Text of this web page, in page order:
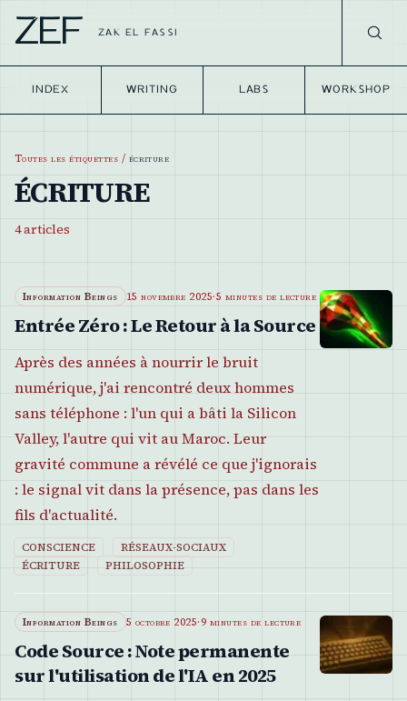
ZEF ZAK EL FASSI
INDEX WRITING LABS WORKSHOP
Toutes les étiquettes / écriture
ÉCRITURE
4articles
Information Beings 15 novembre 2025·5 minutes de lecture
Entrée Zéro : Le Retour à la Source
Après des années à nourrir le bruit
numérique, j'ai rencontré deux hommes
sans téléphone : l'un qui a bâti la Silicon
Valley, l'autre qui vit au Maroc. Leur
gravité commune a révélé ce que j'ignorais
: le signal vit dans la présence, pas dans les
fils d'actualité.
CONSCIENCE
RÉSEAUX-SOCIAUX
ÉCRITURE
PHILOSOPHIE
Information Beings 5 octobre 2025·9 minutes de lecture
Code Source : Note permanente
sur l'utilisation de l'IA en 2025